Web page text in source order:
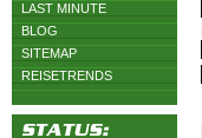
LAST MINUTE
BLOG
SITEMAP
REISETRENDS